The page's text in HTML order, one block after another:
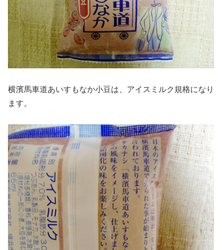
横濱馬車道あいすもなか小豆は、アイスミルク規格になり
ます。